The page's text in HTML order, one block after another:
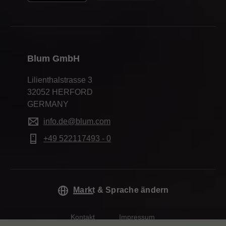
Blum GmbH
Lilienthalstrasse 3
32052 HERFORD
GERMANY
info.de@blum.com
+49 522117493 - 0
Markt & Sprache ändern
Kontakt Impressum